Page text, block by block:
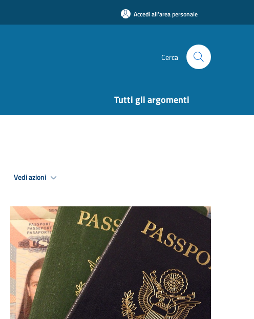
Accedi all'area personale
Cerca
Tutti gli argomenti
Vedi azioni